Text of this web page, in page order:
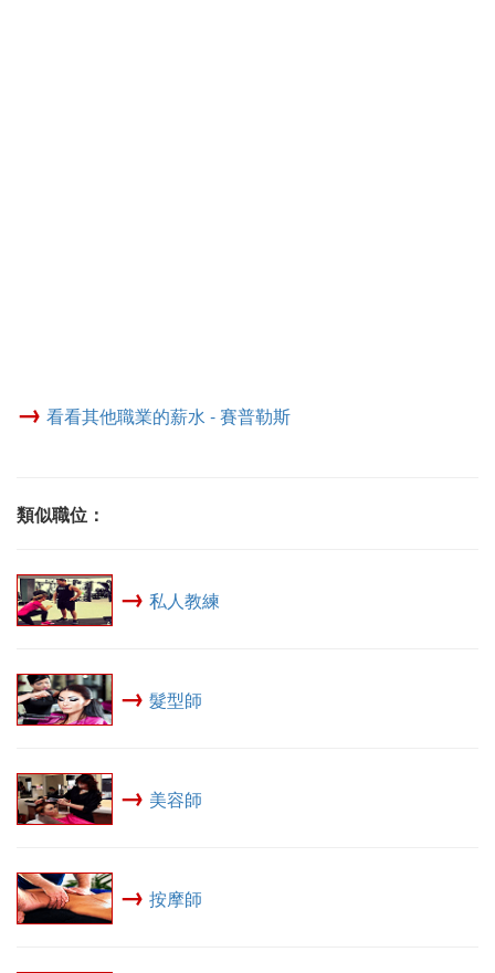
→ 看看其他職業的薪水 - 賽普勒斯
類似職位：
→ 私人教練
→ 髮型師
→ 美容師
→ 按摩師